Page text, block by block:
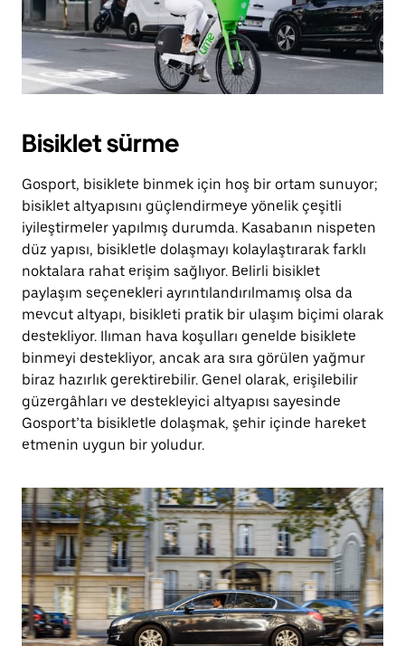
Bisiklet sürme
Gosport, bisiklete binmek için hoş bir ortam sunuyor;
bisiklet altyapısını güçlendirmeye yönelik çeşitli
iyileştirmeler yapılmış durumda. Kasabanın nispeten
düz yapısı, bisikletle dolaşmayı kolaylaştırarak farklı
noktalara rahat erişim sağlıyor. Belirli bisiklet
paylaşım seçenekleri ayrıntılandırılmamış olsa da
mevcut altyapı, bisikleti pratik bir ulaşım biçimi olarak
destekliyor. Ilıman hava koşulları genelde bisiklete
binmeyi destekliyor, ancak ara sıra görülen yağmur
biraz hazırlık gerektirebilir. Genel olarak, erişilebilir
güzergâhları ve destekleyici altyapısı sayesinde
Gosport’ta bisikletle dolaşmak, şehir içinde hareket
etmenin uygun bir yoludur.